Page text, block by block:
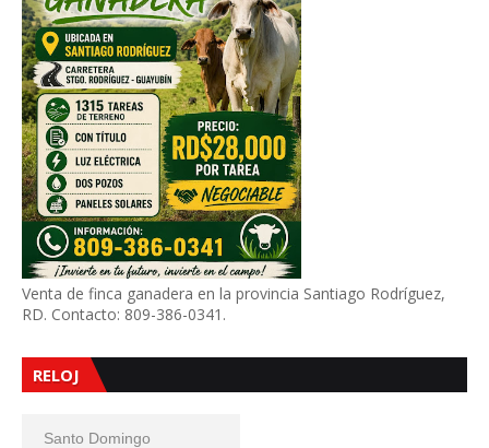
Venta de finca ganadera en la provincia Santiago Rodríguez,
RD. Contacto: 809-386-0341.
RELOJ
Santo Domingo